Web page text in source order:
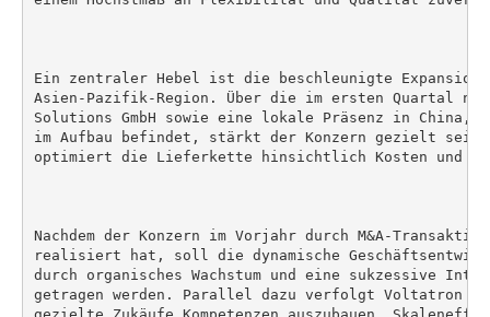
Ein zentraler Hebel ist die beschleunigte Expansion
Asien-Pazifik-Region. Über die im ersten Quartal neu
Solutions GmbH sowie eine lokale Präsenz in
im Aufbau befindet, stärkt der Konzern gezielt seinen
optimiert die Lieferkette hinsichtlich Kosten und
Nachdem der Konzern im Vorjahr durch M&A-
realisiert hat, soll die dynamische
durch organisches Wachstum und eine sukzessive
getragen werden. Parallel dazu verfolgt Voltatron
gezielte Zukäufe Kompetenzen auszubauen,